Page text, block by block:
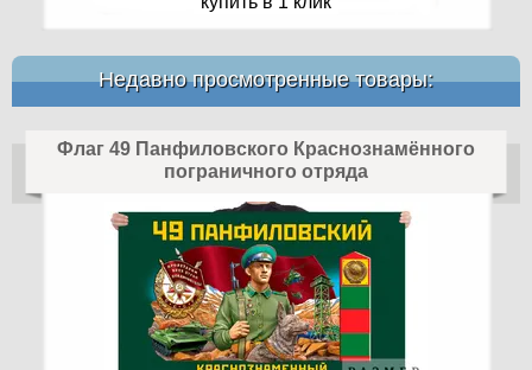
Недавно просмотренные товары:
Флаг 49 Панфиловского Краснознамённого
пограничного отряда